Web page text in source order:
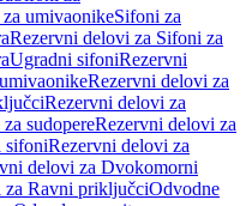
umivaonikeSifoni za
Rezervni delovi za Sifoni za
Ugradni sifoniRezervni
Rezervni delovi za
Rezervni delovi za
sudopereRezervni delovi za
sifoniRezervni delovi za
delovi za Dvokomorni
za Ravni priključciOdvodne